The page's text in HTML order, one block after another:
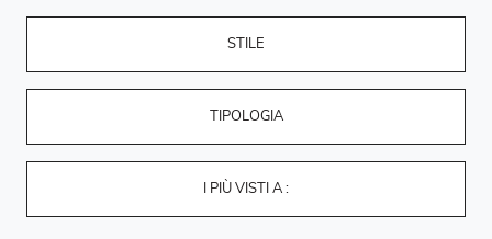
STILE
TIPOLOGIA
I PIÙ VISTI A :